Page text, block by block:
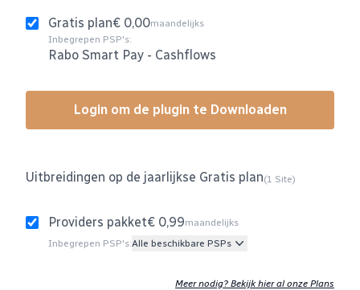
Gratis plan€ 0,00maandelijks
Inbegrepen PSP's:
Rabo Smart Pay - Cashflows
Login om de plugin te Downloaden
Uitbreidingen op de jaarlijkse Gratis plan(1 Site)
Providers pakket€ 0,99maandelijks
Inbegrepen PSP's:Alle beschikbare PSPs
Meer nodig? Bekijk hier al onze Plans